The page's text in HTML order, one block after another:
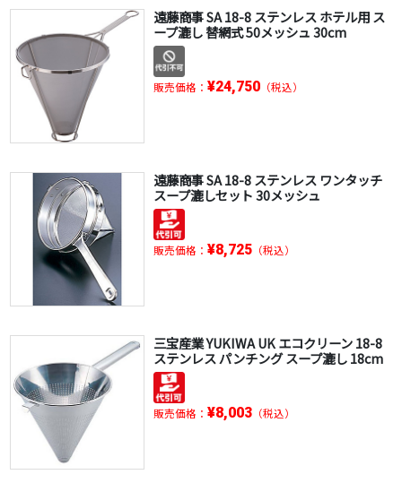
遠藤商事 SA 18-8 ステンレス ホテル用 ス
ープ漉し 替網式 50メッシュ 30cm
販売価格： ¥24,750（税込）
遠藤商事 SA 18-8 ステンレス ワンタッチ
スープ漉しセット 30メッシュ
販売価格： ¥8,725（税込）
三宝産業 YUKIWA UK エコクリーン 18-8
ステンレス パンチング スープ漉し 18cm
販売価格： ¥8,003（税込）